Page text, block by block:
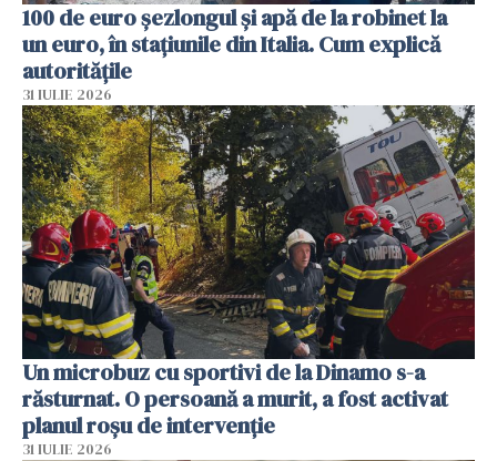
100 de euro șezlongul și apă de la robinet la
un euro, în stațiunile din Italia. Cum explică
autoritățile
31 IULIE 2026
Un microbuz cu sportivi de la Dinamo s-a
răsturnat. O persoană a murit, a fost activat
planul roșu de intervenție
31 IULIE 2026